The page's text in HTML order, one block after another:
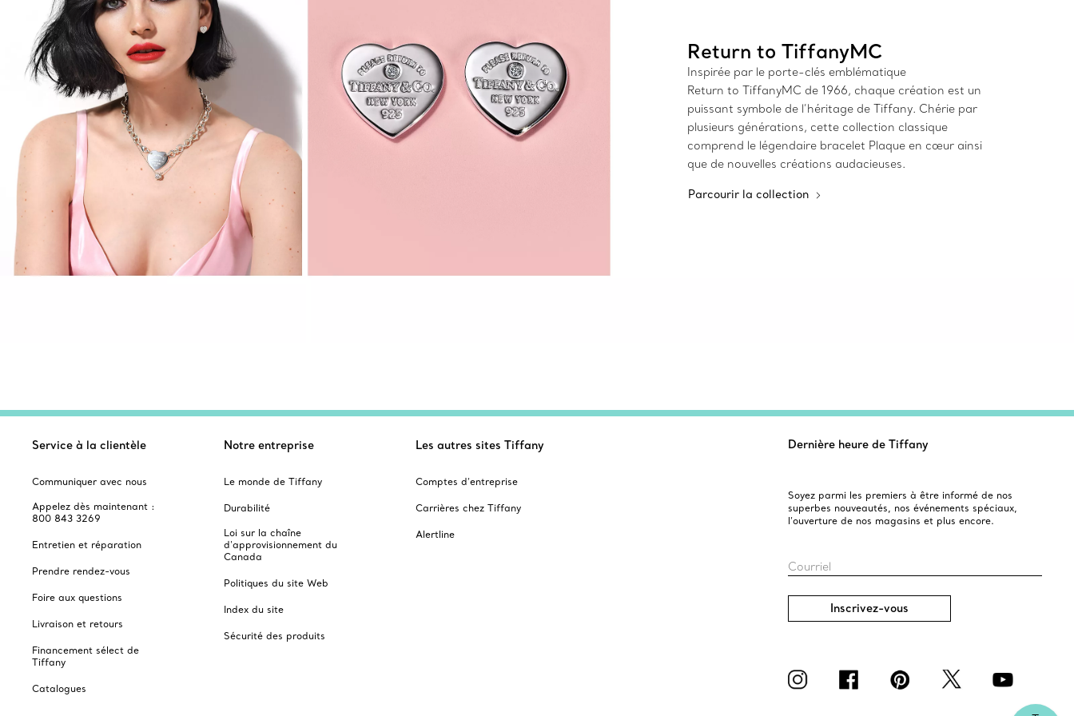
Return to TiffanyMC
Inspirée par le porte-clés emblématique
Return to TiffanyMC de 1966, chaque création est un
puissant symbole de l’héritage de Tiffany. Chérie par
plusieurs générations, cette collection classique
comprend le légendaire bracelet Plaque en cœur ainsi
que de nouvelles créations audacieuses.
Parcourir la collection
Service à la clientèle
Communiquer avec nous
Appelez dès maintenant :
800 843 3269
Entretien et réparation
Prendre rendez-vous
Foire aux questions
Livraison et retours
Financement sélect de
Tiffany
Catalogues
Notre entreprise
Le monde de Tiffany
Durabilité
Loi sur la chaîne
d'approvisionnement du
Canada
Politiques du site Web
Index du site
Sécurité des produits
Les autres sites Tiffany
Comptes d’entreprise
Carrières chez Tiffany
Alertline
Dernière heure de Tiffany
Soyez parmi les premiers à être informé de nos
superbes nouveautés, nos événements spéciaux,
l’ouverture de nos magasins et plus encore.
Courriel
Inscrivez-vous